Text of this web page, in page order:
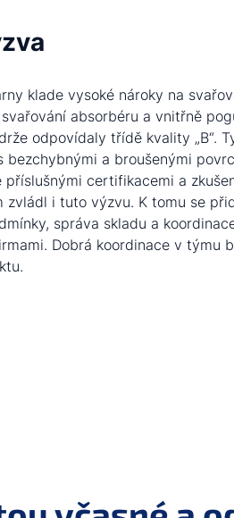
klade vysoké nároky na
absorbéru a vnitřně
odpovídaly třídě kvality „B“.
a broušenými
příslušnými certifikacemi a
zvládl i tuto výzvu. K tomu se
správa skladu a
Dobrá koordinace v týmu